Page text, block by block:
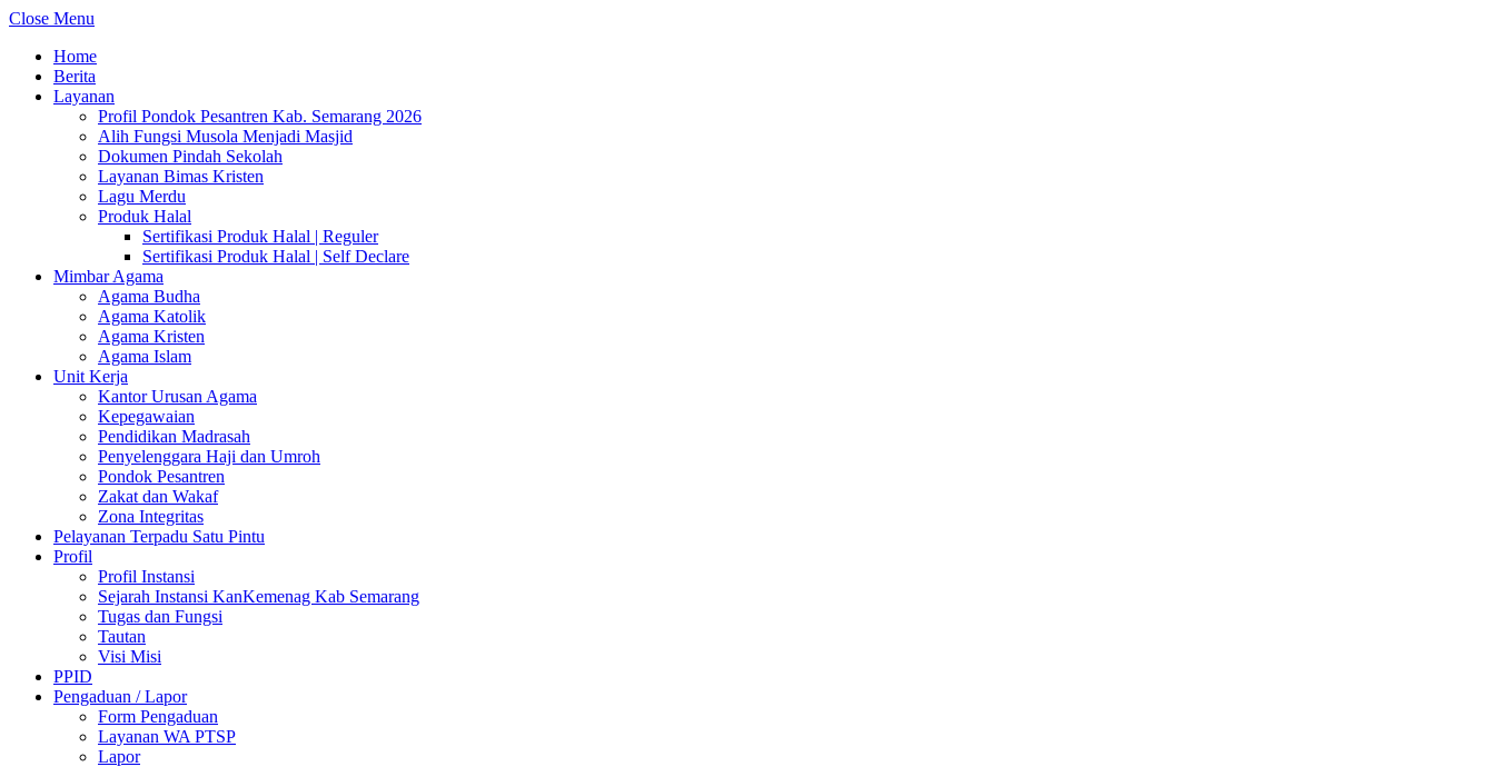
Close Menu
Home
Berita
Layanan
Profil Pondok Pesantren Kab. Semarang 2026
Alih Fungsi Musola Menjadi Masjid
Dokumen Pindah Sekolah
Layanan Bimas Kristen
Lagu Merdu
Produk Halal
Sertifikasi Produk Halal | Reguler
Sertifikasi Produk Halal | Self Declare
Mimbar Agama
Agama Budha
Agama Katolik
Agama Kristen
Agama Islam
Unit Kerja
Kantor Urusan Agama
Kepegawaian
Pendidikan Madrasah
Penyelenggara Haji dan Umroh
Pondok Pesantren
Zakat dan Wakaf
Zona Integritas
Pelayanan Terpadu Satu Pintu
Profil
Profil Instansi
Sejarah Instansi KanKemenag Kab Semarang
Tugas dan Fungsi
Tautan
Visi Misi
PPID
Pengaduan / Lapor
Form Pengaduan
Layanan WA PTSP
Lapor